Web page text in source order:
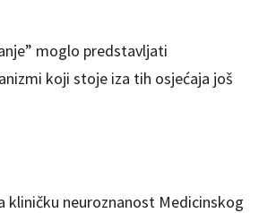
moglo predstavljati
koji stoje iza tih osjećaja još
kliničku neuroznanost Medicinskog